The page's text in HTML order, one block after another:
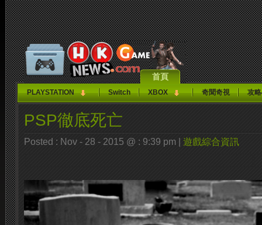
首頁
PLAYSTATION Switch XBOX 奇聞奇視 攻
PSP徹底死亡
Posted : Nov - 28 - 2015 @ : 9:39 pm | 遊戲綜合資訊